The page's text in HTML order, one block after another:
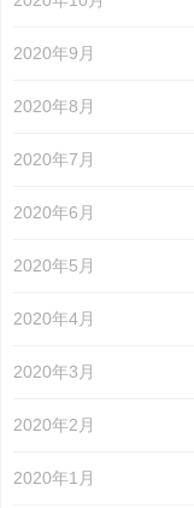
2020年9月
2020年8月
2020年7月
2020年6月
2020年5月
2020年4月
2020年3月
2020年2月
2020年1月